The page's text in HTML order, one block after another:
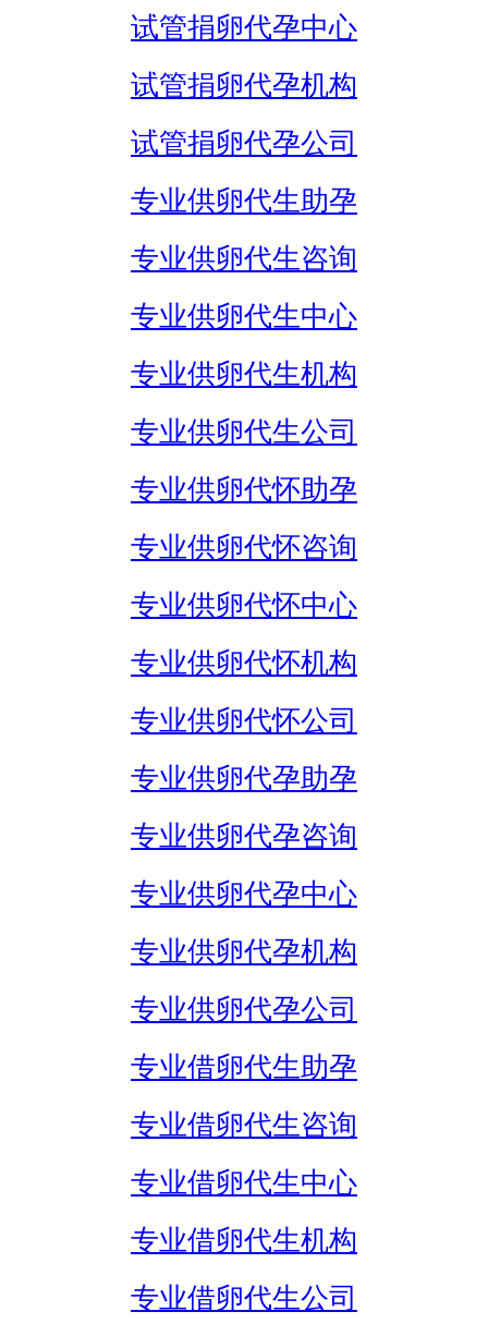
试管捐卵代孕中心
试管捐卵代孕机构
试管捐卵代孕公司
专业供卵代生助孕
专业供卵代生咨询
专业供卵代生中心
专业供卵代生机构
专业供卵代生公司
专业供卵代怀助孕
专业供卵代怀咨询
专业供卵代怀中心
专业供卵代怀机构
专业供卵代怀公司
专业供卵代孕助孕
专业供卵代孕咨询
专业供卵代孕中心
专业供卵代孕机构
专业供卵代孕公司
专业借卵代生助孕
专业借卵代生咨询
专业借卵代生中心
专业借卵代生机构
专业借卵代生公司